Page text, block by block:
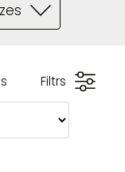
Filtrs